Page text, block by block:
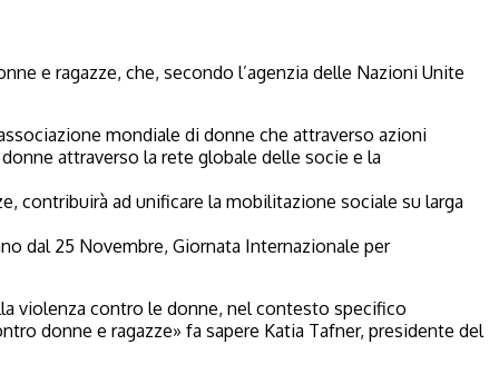
e ragazze, che, secondo l’agenzia delle Nazioni Unite
mondiale di donne che attraverso azioni
attraverso la rete globale delle socie e la
contribuirà ad unificare la mobilitazione sociale su larga
dal 25 Novembre, Giornata Internazionale per
violenza contro le donne, nel contesto specifico
donne e ragazze» fa sapere Katia Tafner, presidente del